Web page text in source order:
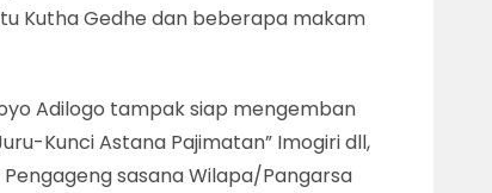
Kutha Gedhe dan beberapa makam
Adilogo tampak siap mengemban
Kunci Astana Pajimatan” Imogiri dll,
sasana Wilapa/Pangarsa